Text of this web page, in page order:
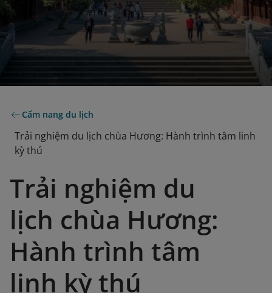
Cẩm nang du lịch
Trải nghiệm du lịch chùa Hương: Hành trình tâm linh
kỳ thú
Trải nghiệm du
lịch chùa Hương:
Hành trình tâm
linh kỳ thú